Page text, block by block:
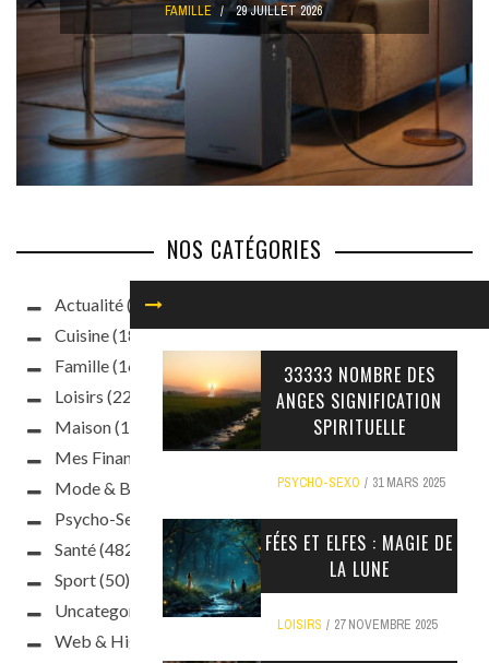
33333 NOMBRE DES
ANGES SIGNIFICATION
SPIRITUELLE
PSYCHO-SEXO 31 MARS 2025
FÉES ET ELFES : MAGIE DE
LA LUNE
LOISIRS 27 NOVEMBRE 2025
FAMILLE 29 JUILLET 2026
NOS CATÉGORIES
Actualité(93)
Cuisine(187)
Famille(160)
Loisirs (220)
Maison(188)
Mes Finances
(63)
Mode & Beauté
Psycho-Sexo
(241)
Santé(482)
Sport(50)
Uncategorized(10)
Web & High Tech